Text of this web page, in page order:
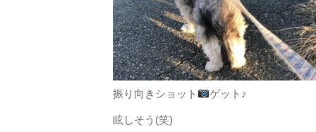
振り向きショット ゲット♪
眩しそう(笑)